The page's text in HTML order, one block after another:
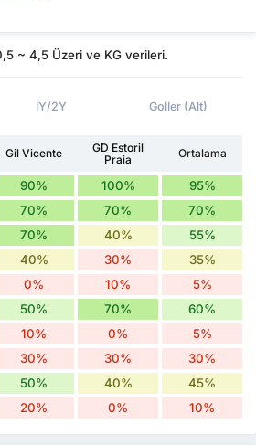
~ 4,5 Üzeri ve KG verileri.
İY/2Y Goller (Alt)
Gil Vicente
GD Estoril
Praia
Ortalama
90% 100% 95%
70% 70% 70%
70% 40% 55%
40% 30% 35%
0% 10% 5%
50% 70% 60%
10% 0% 5%
30% 30% 30%
50% 40% 45%
20% 0% 10%